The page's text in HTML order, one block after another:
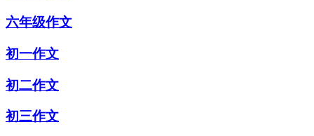
六年级作文
初一作文
初二作文
初三作文